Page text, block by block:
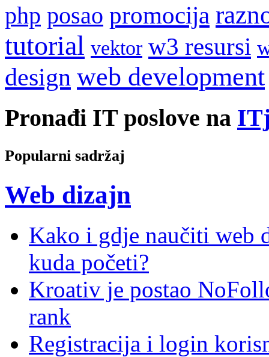
php posao promocija
tutorial vektor w3 resursi
design web development
Pronađi IT poslove na
Popularni sadržaj
Web dizajn
Kako i gdje naučiti web
kuda početi?
Kroativ je postao
rank
Registracija i login